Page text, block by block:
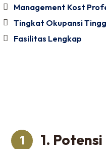
Management Kost
Tingkat Okupansi
Fasilitas Lengkap
1
1.